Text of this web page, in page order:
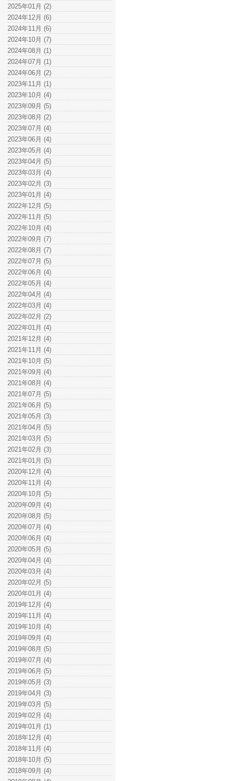
2025年01月 (2)
2024年12月 (6)
2024年11月 (6)
2024年10月 (7)
2024年08月 (1)
2024年07月 (1)
2024年06月 (2)
2023年11月 (1)
2023年10月 (4)
2023年09月 (5)
2023年08月 (2)
2023年07月 (4)
2023年06月 (4)
2023年05月 (4)
2023年04月 (5)
2023年03月 (4)
2023年02月 (3)
2023年01月 (4)
2022年12月 (5)
2022年11月 (5)
2022年10月 (4)
2022年09月 (7)
2022年08月 (7)
2022年07月 (5)
2022年06月 (4)
2022年05月 (4)
2022年04月 (4)
2022年03月 (4)
2022年02月 (2)
2022年01月 (4)
2021年12月 (4)
2021年11月 (4)
2021年10月 (5)
2021年09月 (4)
2021年08月 (4)
2021年07月 (5)
2021年06月 (5)
2021年05月 (3)
2021年04月 (5)
2021年03月 (5)
2021年02月 (3)
2021年01月 (5)
2020年12月 (4)
2020年11月 (4)
2020年10月 (5)
2020年09月 (4)
2020年08月 (5)
2020年07月 (4)
2020年06月 (4)
2020年05月 (5)
2020年04月 (4)
2020年03月 (4)
2020年02月 (5)
2020年01月 (4)
2019年12月 (4)
2019年11月 (4)
2019年10月 (4)
2019年09月 (4)
2019年08月 (5)
2019年07月 (4)
2019年06月 (5)
2019年05月 (3)
2019年04月 (3)
2019年03月 (5)
2019年02月 (4)
2019年01月 (1)
2018年12月 (4)
2018年11月 (4)
2018年10月 (5)
2018年09月 (4)